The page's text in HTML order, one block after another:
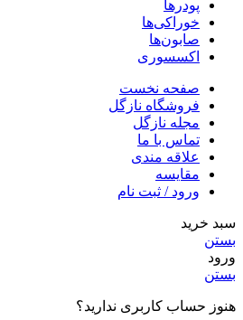
پودرها
خوراکی‌ها
صابون‌ها
اکسسوری
صفحه نخست
فروشگاه نازگل
مجله نازگل
تماس با ما
علاقه مندی
مقایسه
ورود / ثبت نام
سبد خرید
بستن
ورود
بستن
هنوز حساب کاربری ندارید؟